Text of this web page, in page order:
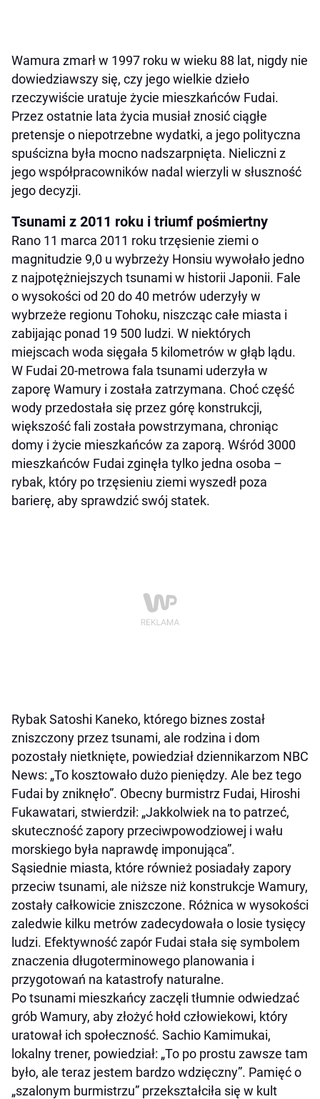
Wamura zmarł w 1997 roku w wieku 88 lat, nigdy nie
dowiedziawszy się, czy jego wielkie dzieło
rzeczywiście uratuje życie mieszkańców Fudai.
Przez ostatnie lata życia musiał znosić ciągłe
pretensje o niepotrzebne wydatki, a jego polityczna
spuścizna była mocno nadszarpnięta. Nieliczni z
jego współpracowników nadal wierzyli w słuszność
jego decyzji.
Tsunami z 2011 roku i triumf pośmiertny
Rano 11 marca 2011 roku trzęsienie ziemi o
magnitudzie 9,0 u wybrzeży Honsiu wywołało jedno
z najpotężniejszych tsunami w historii Japonii. Fale
o wysokości od 20 do 40 metrów uderzyły w
wybrzeże regionu Tohoku, niszcząc całe miasta i
zabijając ponad 19 500 ludzi. W niektórych
miejscach woda sięgała 5 kilometrów w głąb lądu.
W Fudai 20-metrowa fala tsunami uderzyła w
zaporę Wamury i została zatrzymana. Choć część
wody przedostała się przez górę konstrukcji,
większość fali została powstrzymana, chroniąc
domy i życie mieszkańców za zaporą. Wśród 3000
mieszkańców Fudai zginęła tylko jedna osoba –
rybak, który po trzęsieniu ziemi wyszedł poza
barierę, aby sprawdzić swój statek.
Rybak Satoshi Kaneko, którego biznes został
zniszczony przez tsunami, ale rodzina i dom
pozostały nietknięte, powiedział dziennikarzom NBC
News: „To kosztowało dużo pieniędzy. Ale bez tego
Fudai by zniknęło”. Obecny burmistrz Fudai, Hiroshi
Fukawatari, stwierdził: „Jakkolwiek na to patrzeć,
skuteczność zapory przeciwpowodziowej i wału
morskiego była naprawdę imponująca”.
Sąsiednie miasta, które również posiadały zapory
przeciw tsunami, ale niższe niż konstrukcje Wamury,
zostały całkowicie zniszczone. Różnica w wysokości
zaledwie kilku metrów zadecydowała o losie tysięcy
ludzi. Efektywność zapór Fudai stała się symbolem
znaczenia długoterminowego planowania i
przygotowań na katastrofy naturalne.
Po tsunami mieszkańcy zaczęli tłumnie odwiedzać
grób Wamury, aby złożyć hołd człowiekowi, który
uratował ich społeczność. Sachio Kamimukai,
lokalny trener, powiedział: „To po prostu zawsze tam
było, ale teraz jestem bardzo wdzięczny”. Pamięć o
„szalonym burmistrzu” przekształciła się w kult